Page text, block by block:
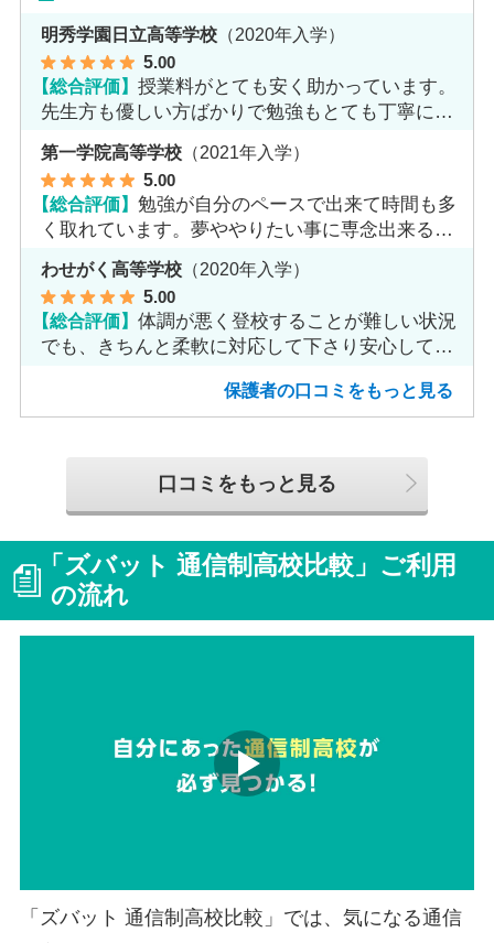
明秀学園日立高等学校 （2020年入学）
5.00
【総合評価】授業料がとても安く助かっています。
先生方も優しい方ばかりで勉強もとても丁寧に教
第一学院高等学校 （2021年入学）
5.00
【総合評価】勉強が自分のペースで出来て時間も多
く取れています。夢ややりたい事に専念出来る点
で良いと思います。
わせがく高等学校 （2020年入学）
5.00
【総合評価】体調が悪く登校することが難しい状況
でも、きちんと柔軟に対応して下さり安心して進
保護者の口コミをもっと見る
口コミをもっと見る
「ズバット 通信制高校比較」ご利用
の流れ
「ズバット 通信制高校比較」では、気になる通信